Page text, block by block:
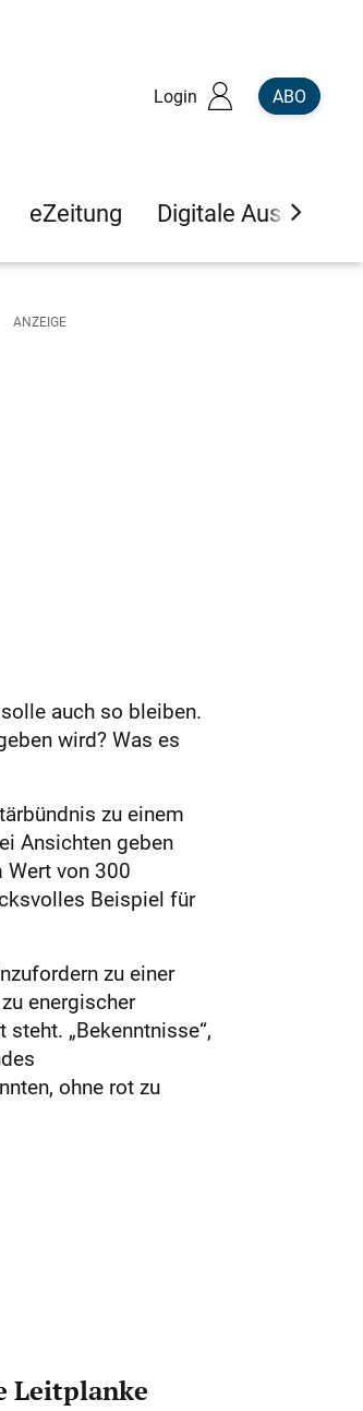
Login ABO
eZeitung Digitale Ausgaben
auch so bleiben.
wird? Was es
zu einem
Ansichten geben
von 300
Beispiel für
zu einer
energischer
„Bekenntnisse“,
ohne rot zu
Leitplanke